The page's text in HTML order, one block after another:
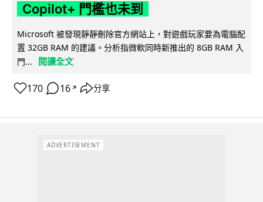
Copilot+ 門檻也未到
Microsoft 被發現靜靜刪除官方網站上，對遊戲玩家要為電腦配
置 32GB RAM 的建議。分析指微軟同時新推出的 8GB RAM 入
門...
閱讀全文
170 16 ↗ 分享
ADVERTISEMENT